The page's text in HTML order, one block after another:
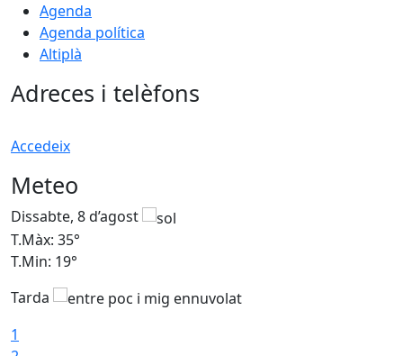
Agenda
Agenda política
Altiplà
Adreces i telèfons
Accedeix
Meteo
Dissabte, 8 d’agost
T.Màx: 35°
T.Min: 19°
Tarda
1